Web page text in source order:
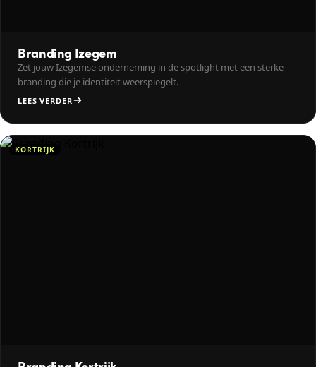
Branding Izegem
Zet jouw Izegemse onderneming in de spotlight met een sterke
branding die je identiteit weerspiegelt.
LEES VERDER
KORTRIJK